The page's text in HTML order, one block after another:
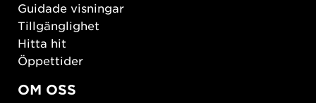
Guidade visningar
Tillgänglighet
Hitta hit
Öppettider
OM OSS